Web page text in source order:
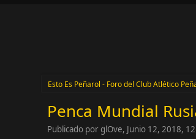
Esto Es Peñarol - Foro del Club Atlético
Penca Mundial
Publicado por glOve, Junio 12, 2018,